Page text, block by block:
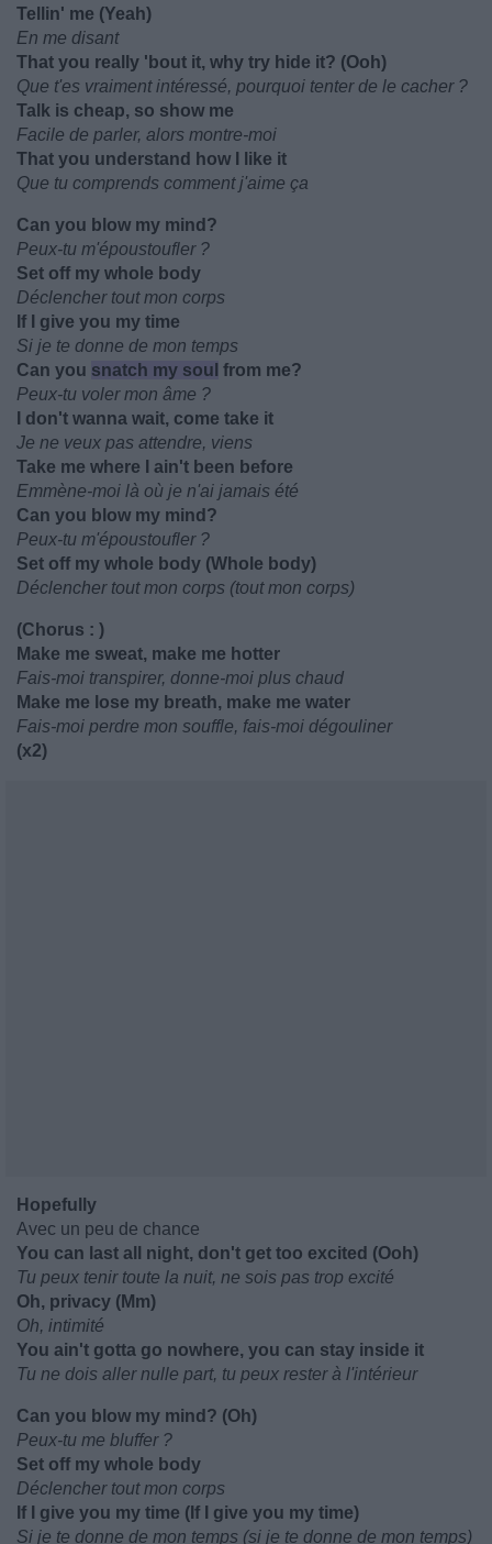
Tellin' me (Yeah)
En me disant
That you really 'bout it, why try hide it? (Ooh)
Que t'es vraiment intéressé, pourquoi tenter de le cacher ?
Talk is cheap, so show me
Facile de parler, alors montre-moi
That you understand how I like it
Que tu comprends comment j'aime ça
Can you blow my mind?
Peux-tu m'époustoufler ?
Set off my whole body
Déclencher tout mon corps
If I give you my time
Si je te donne de mon temps
Can you snatch my soul from me?
Peux-tu voler mon âme ?
I don't wanna wait, come take it
Je ne veux pas attendre, viens
Take me where I ain't been before
Emmène-moi là où je n'ai jamais été
Can you blow my mind?
Peux-tu m'époustoufler ?
Set off my whole body (Whole body)
Déclencher tout mon corps (tout mon corps)
(Chorus : )
Make me sweat, make me hotter
Fais-moi transpirer, donne-moi plus chaud
Make me lose my breath, make me water
Fais-moi perdre mon souffle, fais-moi dégouliner
(x2)
Hopefully
Avec un peu de chance
You can last all night, don't get too excited (Ooh)
Tu peux tenir toute la nuit, ne sois pas trop excité
Oh, privacy (Mm)
Oh, intimité
You ain't gotta go nowhere, you can stay inside it
Tu ne dois aller nulle part, tu peux rester à l'intérieur
Can you blow my mind? (Oh)
Peux-tu me bluffer ?
Set off my whole body
Déclencher tout mon corps
If I give you my time (If I give you my time)
Si je te donne de mon temps (si je te donne de mon temps)